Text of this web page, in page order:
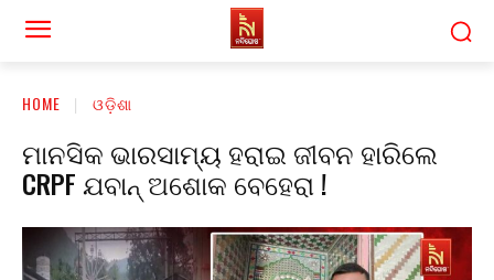
HOME ଓଡ଼ିଶା
ମାନସିକ ଭାରସାମ୍ୟ ହରାଇ ଜୀବନ ହାରିଲେ
CRPF ଯବାନ୍ ଅଶୋକ ବେହେରା !